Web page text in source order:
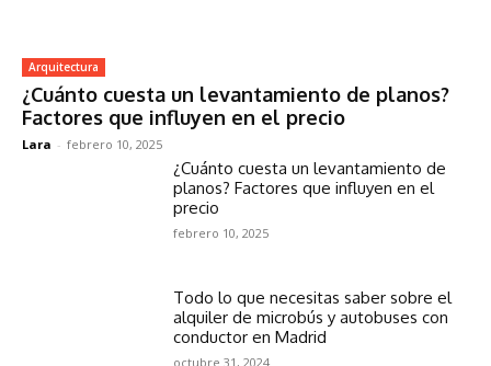
Arquitectura
¿Cuánto cuesta un levantamiento de planos?
Factores que influyen en el precio
Lara - febrero 10, 2025
¿Cuánto cuesta un levantamiento de
planos? Factores que influyen en el
precio
febrero 10, 2025
Todo lo que necesitas saber sobre el
alquiler de microbús y autobuses con
conductor en Madrid
octubre 31, 2024